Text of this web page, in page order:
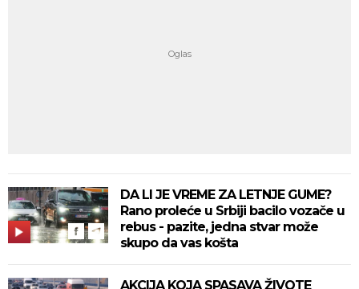
DA LI JE VREME ZA LETNJE GUME?
Rano proleće u Srbiji bacilo vozače u
rebus - pazite, jedna stvar može
skupo da vas košta
AKCIJA KOJA SPASAVA ŽIVOTE